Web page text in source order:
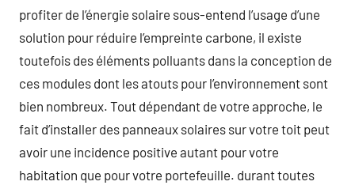
profiter de l’énergie solaire sous-entend l’usage d’une
solution pour réduire l’empreinte carbone, il existe
toutefois des éléments polluants dans la conception de
ces modules dont les atouts pour l’environnement sont
bien nombreux. Tout dépendant de votre approche, le
fait d’installer des panneaux solaires sur votre toit peut
avoir une incidence positive autant pour votre
habitation que pour votre portefeuille. durant toutes